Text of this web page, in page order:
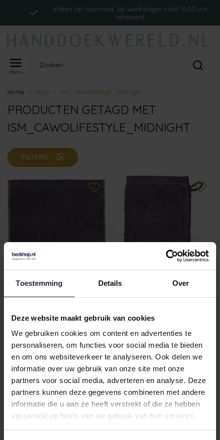
Toestemming Details Over
Deze website maakt gebruik van cookies
We gebruiken cookies om content en advertenties te
personaliseren, om functies voor social media te bieden
en om ons websiteverkeer te analyseren. Ook delen we
informatie over uw gebruik van onze site met onze
partners voor social media, adverteren en analyse. Deze
partners kunnen deze gegevens combineren met andere
informatie die u aan ze heeft verstrekt of die ze hebben
verzameld op basis van uw gebruik van hun services.
Indien op voorraad, op werkdagen vóór 16:00 uur
verstuurd.
Menu
Home Tags ism_cawolifestyle_midnight
PRODUCTEN GETAGD MET
ISM_CAWOLIFESTYLE_MIDNIGHT
FILTERS
Cawö Lifestyle Uni
Gezichtsdoekje midnight
Cawö Lifestyle Uni